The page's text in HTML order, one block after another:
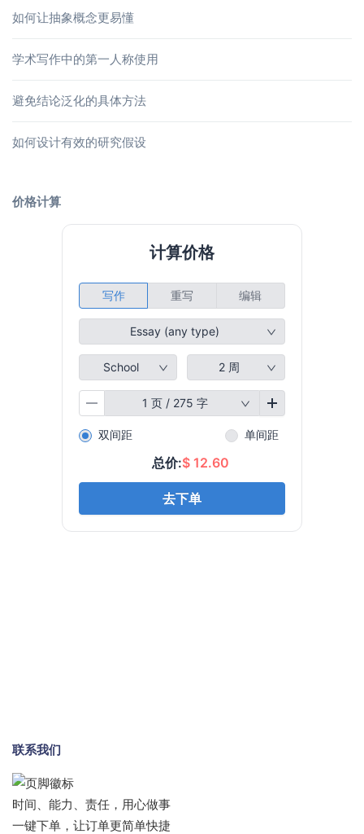
如何让抽象概念更易懂
学术写作中的第一人称使用
避免结论泛化的具体方法
如何设计有效的研究假设
价格计算
联系我们
时间、能力、责任，用心做事
一键下单，让订单更简单快捷